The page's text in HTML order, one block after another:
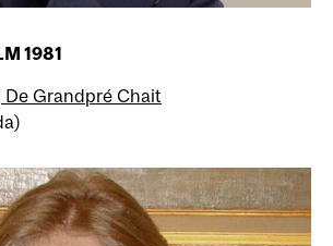
1981
Grandpré Chait